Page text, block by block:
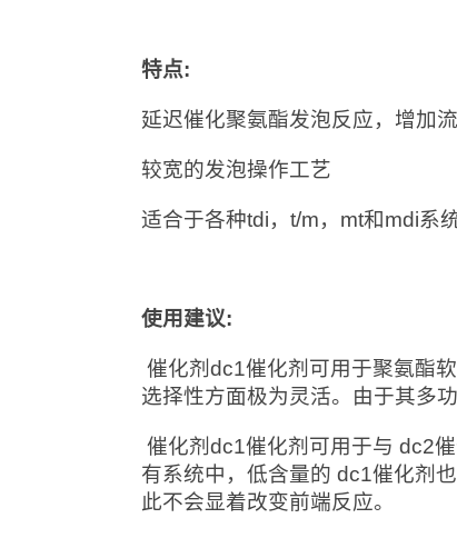
特点:
延迟催化聚氨酯发泡反应，增加
较宽的发泡操作工艺
适合于各种tdi，t/m，mt和mdi系
使用建议:
催化剂dc1催化剂可用于聚氨酯
选择性方面极为灵活。由于其多
催化剂dc1催化剂可用于与 dc2
有系统中，低含量的 dc1催化剂
此不会显着改变前端反应。